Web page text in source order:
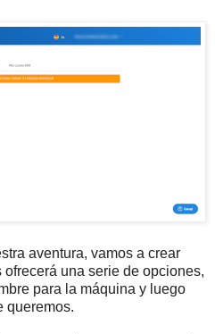
aventura, vamos a crear
una serie de opciones,
para la máquina y luego
queremos.